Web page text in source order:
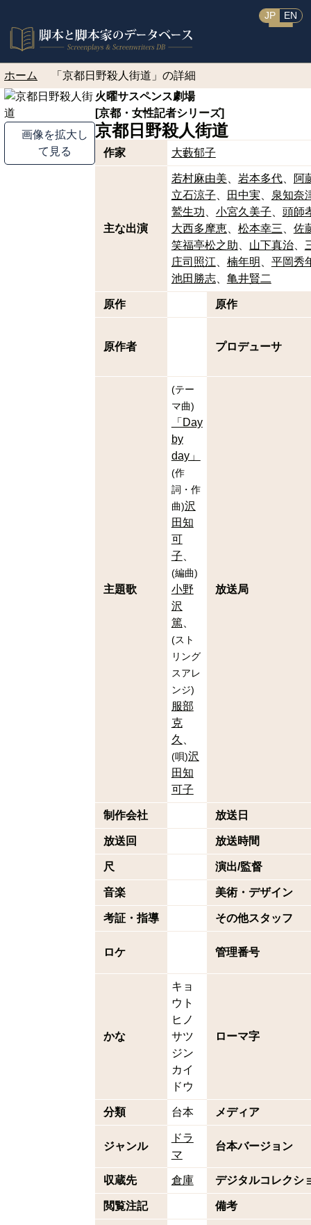
JP EN
ホーム 「京都日野殺人街道」の詳細
画像を拡大し
て見る
火曜サスペンス劇場
[京都・女性記者シリーズ]
京都日野殺人街道
作家 大藪郁子
主な出演
若村麻由美 岩本多代
阿
立石涼子
田中実
泉知奈
鷲生功
小宮久美子
頭師
大西多摩恵
松本幸三
佐
笑福亭松之助
山下真治
庄司照江
楠年明
平岡秀
池田勝志
亀井賢二
原作 原作
原作者 プロデューサ
主題歌
(テー
マ曲)
「Day
by
day」
(作
詞・作
曲)沢
田知
可
子
(編曲)
小野
沢
篤
(スト
リング
スアレ
ンジ)
服部
克
久
(唄)沢
田知
可子
放送局
制作会社 放送日
放送回 放送時間
尺 演出/監督
音楽 美術・デザイン
考証・指導 その他スタッフ
ロケ 管理番号
かな
キョ
ウト
ヒノ
サツ
ジン
カイ
ドウ
ローマ字
分類 台本 メディア
ジャンル
ドラ
マ
台本バージョン
収蔵先 倉庫 デジタルコレクシ
閲覧注記 備考